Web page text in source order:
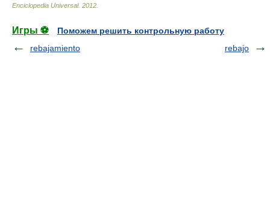
Enciclopedia Universal. 2012
Игры ⚽
Поможем решить контрольную работу
rebajamiento
rebajo